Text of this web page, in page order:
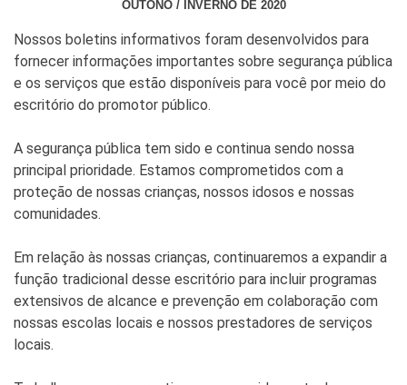
OUTONO / INVERNO DE 2020
Nossos boletins informativos foram desenvolvidos para
fornecer informações importantes sobre segurança pública
e os serviços que estão disponíveis para você por meio do
escritório do promotor público.
A segurança pública tem sido e continua sendo nossa
principal prioridade. Estamos comprometidos com a
proteção de nossas crianças, nossos idosos e nossas
comunidades.
Em relação às nossas crianças, continuaremos a expandir a
função tradicional desse escritório para incluir programas
extensivos de alcance e prevenção em colaboração com
nossas escolas locais e nossos prestadores de serviços
locais.